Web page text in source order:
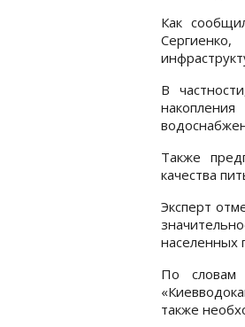
Как
В
Также
качества
Эксперт
населенных
По словам
также